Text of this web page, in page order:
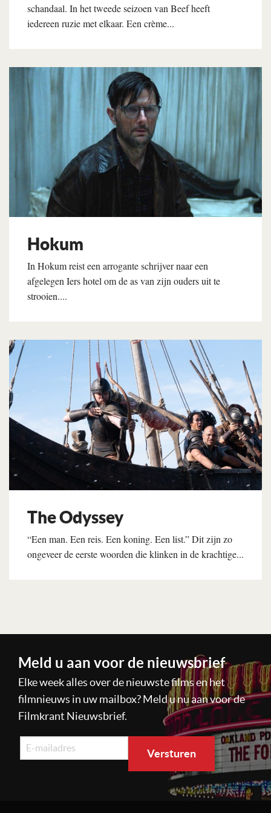
schandaal. In het tweede seizoen van Beef heeft
iedereen ruzie met elkaar. Een crème...
Lees verder
Hokum
In Hokum reist een arrogante schrijver naar een
afgelegen Iers hotel om de as van zijn ouders uit te
strooien....
Lees verder
The Odyssey
“Een man. Een reis. Een koning. Een list.” Dit zijn zo
ongeveer de eerste woorden die klinken in de krachtige...
Meld u aan voor de nieuwsbrief
Elke week alles over de nieuwste films en het
filmnieuws in uw mailbox? Meld u nu aan voor de
Filmkrant Nieuwsbrief.